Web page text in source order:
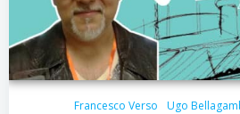
Francesco Verso Ugo